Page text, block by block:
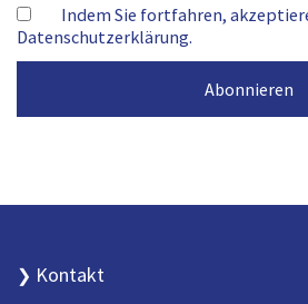
Indem Sie fortfahren,
Datenschutzerklärung.
Kontakt